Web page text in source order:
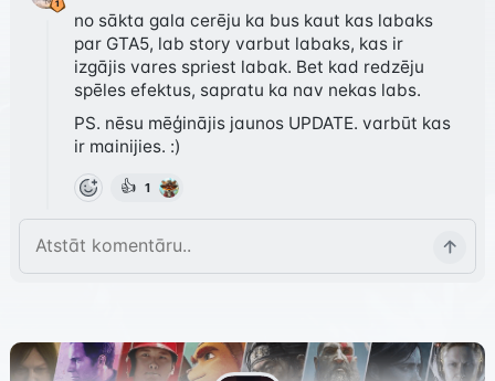
no sākta gala cerēju ka bus kaut kas labaks
par GTA5, lab story varbut labaks, kas ir
izgājis vares spriest labak. Bet kad redzēju
spēles efektus, sapratu ka nav nekas labs.
PS. nēsu mēģinājis jaunos UPDATE. varbūt kas
ir mainijies. :)
👍 1